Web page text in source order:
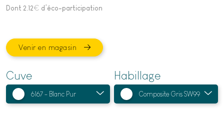
Dont 2.12€ d’éco-participation
Venir en magasin
Cuve Habillage